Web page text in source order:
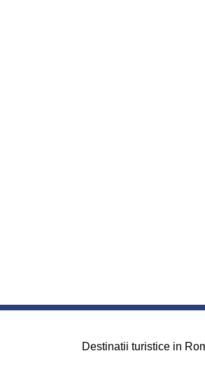
Destinatii turistice in